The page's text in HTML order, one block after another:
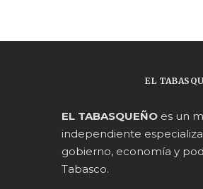
EL
EL TABASQUEÑO es un
independiente
gobierno, economía y
Tabasco.